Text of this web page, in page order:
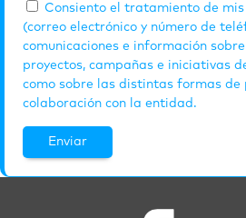
Consiento el tratamiento de
(correo electrónico y número de
comunicaciones e información
proyectos, campañas e iniciativas
como sobre las distintas formas de
colaboración con la entidad.